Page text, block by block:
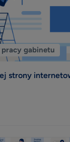
gabinetu
strony